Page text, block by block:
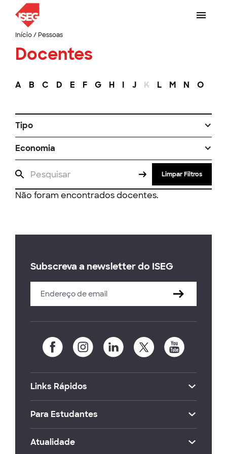
Início/ Pessoas
Docentes
A B C D E F G H I J K L M N O
Tipo
Economia
Limpar Filtros
Não foram encontrados docentes.
Subscreva a newsletter do ISEG
Links Rápidos
Para Estudantes
Atualidade